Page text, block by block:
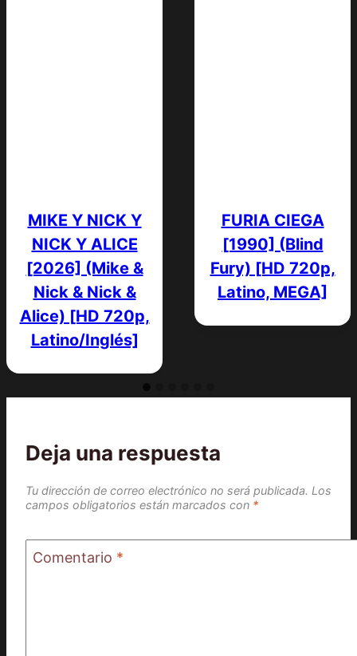
MIKE Y NICK Y
NICK Y ALICE
[2026] (Mike &
Nick & Nick &
Alice) [HD 720p,
Latino/Inglés]
FURIA CIEGA
[1990] (Blind
Fury) [HD 720p,
Latino, MEGA]
Deja una respuesta
Tu dirección de correo electrónico no será publicada. Los
campos obligatorios están marcados con *
Comentario *